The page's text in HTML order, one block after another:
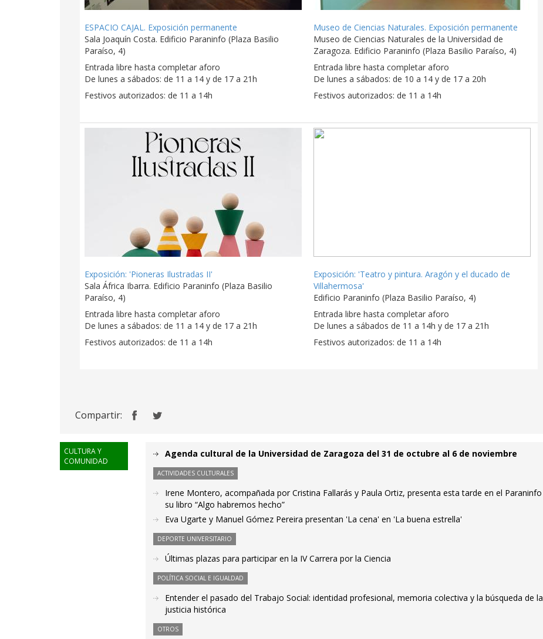
ESPACIO CAJAL. Exposición permanente
Sala Joaquín Costa. Edificio Paraninfo (Plaza Basilio
Paraíso, 4)
Entrada libre hasta completar aforo
De lunes a sábados: de 11 a 14 y de 17 a 21h
Festivos autorizados: de 11 a 14h
Museo de Ciencias Naturales. Exposición permanente
Museo de Ciencias Naturales de la Universidad de
Zaragoza. Edificio Paraninfo (Plaza Basilio Paraíso, 4)
Entrada libre hasta completar aforo
De lunes a sábados: de 10 a 14 y de 17 a 20h
Festivos autorizados: de 11 a 14h
Exposición: 'Pioneras Ilustradas II'
Sala África Ibarra. Edificio Paraninfo (Plaza Basilio
Paraíso, 4)
Entrada libre hasta completar aforo
De lunes a sábados: de 11 a 14 y de 17 a 21h
Festivos autorizados: de 11 a 14h
Exposición: 'Teatro y pintura. Aragón y el ducado de
Villahermosa'
Edificio Paraninfo (Plaza Basilio Paraíso, 4)
Entrada libre hasta completar aforo
De lunes a sábados de 11 a 14h y de 17 a 21h
Festivos autorizados: de 11 a 14h
Compartir:
CULTURA Y
COMUNIDAD
Agenda cultural de la Universidad de Zaragoza del 31 de octubre al 6 de noviembre
ACTIVIDADES CULTURALES
Irene Montero, acompañada por Cristina Fallarás y Paula Ortiz, presenta esta tarde en el Paraninfo
su libro “Algo habremos hecho”
Eva Ugarte y Manuel Gómez Pereira presentan 'La cena' en 'La buena estrella'
DEPORTE UNIVERSITARIO
Últimas plazas para participar en la IV Carrera por la Ciencia
POLÍTICA SOCIAL E IGUALDAD
Entender el pasado del Trabajo Social: identidad profesional, memoria colectiva y la búsqueda de la
justicia histórica
OTROS